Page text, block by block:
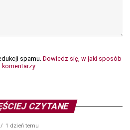
spamu.Dowiedz się, w jaki sposób
CZYTANE
1 dzień temu